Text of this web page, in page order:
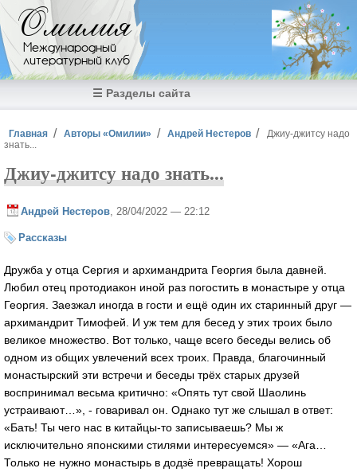
Перейти к основному содержанию
Омилия
Международный
литературный клуб
☰ Разделы сайта
Вы здесь
Главная Авторы «Омилии» Андрей Нестеров
Джиу-джитсу надо
знать...
Джиу-джитсу надо знать...
Андрей Нестеров , 28/04/2022 — 22:12
Рассказы
Дружба у отца Сергия и архимандрита Георгия была давней.
Любил отец протодиакон иной раз погостить в монастыре у отца
Георгия. Заезжал иногда в гости и ещё один их старинный друг —
архимандрит Тимофей. И уж тем для бесед у этих троих было
великое множество. Вот только, чаще всего беседы велись об
одном из общих увлечений всех троих. Правда, благочинный
монастырский эти встречи и беседы трёх старых друзей
воспринимал весьма критично: «Опять тут свой Шаолинь
устраивают…», - говаривал он. Однако тут же слышал в ответ:
«Бать! Ты чего нас в китайцы-то записываешь? Мы ж
исключительно японскими стилями интересуемся» — «Ага…
Только не нужно монастырь в додзё превращать! Хорош